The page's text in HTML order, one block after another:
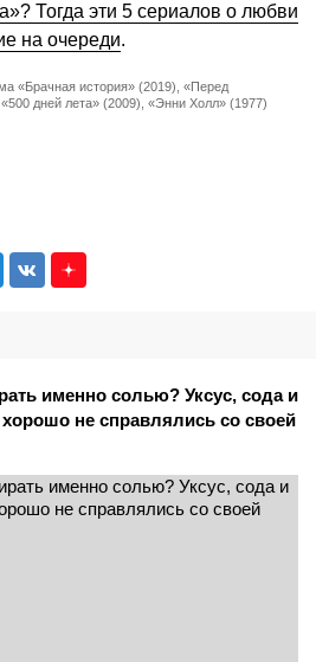
Тогда эти 5 сериалов о любви
на очереди.
«Брачная история» (2019), «Перед
дней лета» (2009), «Энни Холл» (1977)
именно солью? Уксус, сода и
не справлялись со своей